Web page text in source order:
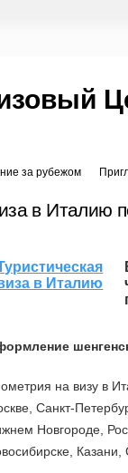
за рубежом
в Италию
в Италию
на визу в
Санкт-
Новгороде,